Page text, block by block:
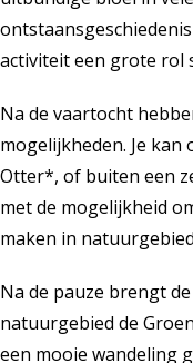
activiteit een grote rol
Na de vaartocht
mogelijkheden. Je
Otter*, of buiten een
met de mogelijkheid
maken in
Na de pauze brengt
natuurgebied de
een mooie wandeling